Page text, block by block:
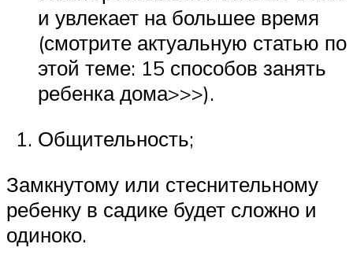
и увлекает на большее время
(смотрите актуальную статью по
этой теме: 15 способов занять
ребенка дома>>>).
Общительность;
Замкнутому или стеснительному
ребенку в садике будет сложно и
одиноко.